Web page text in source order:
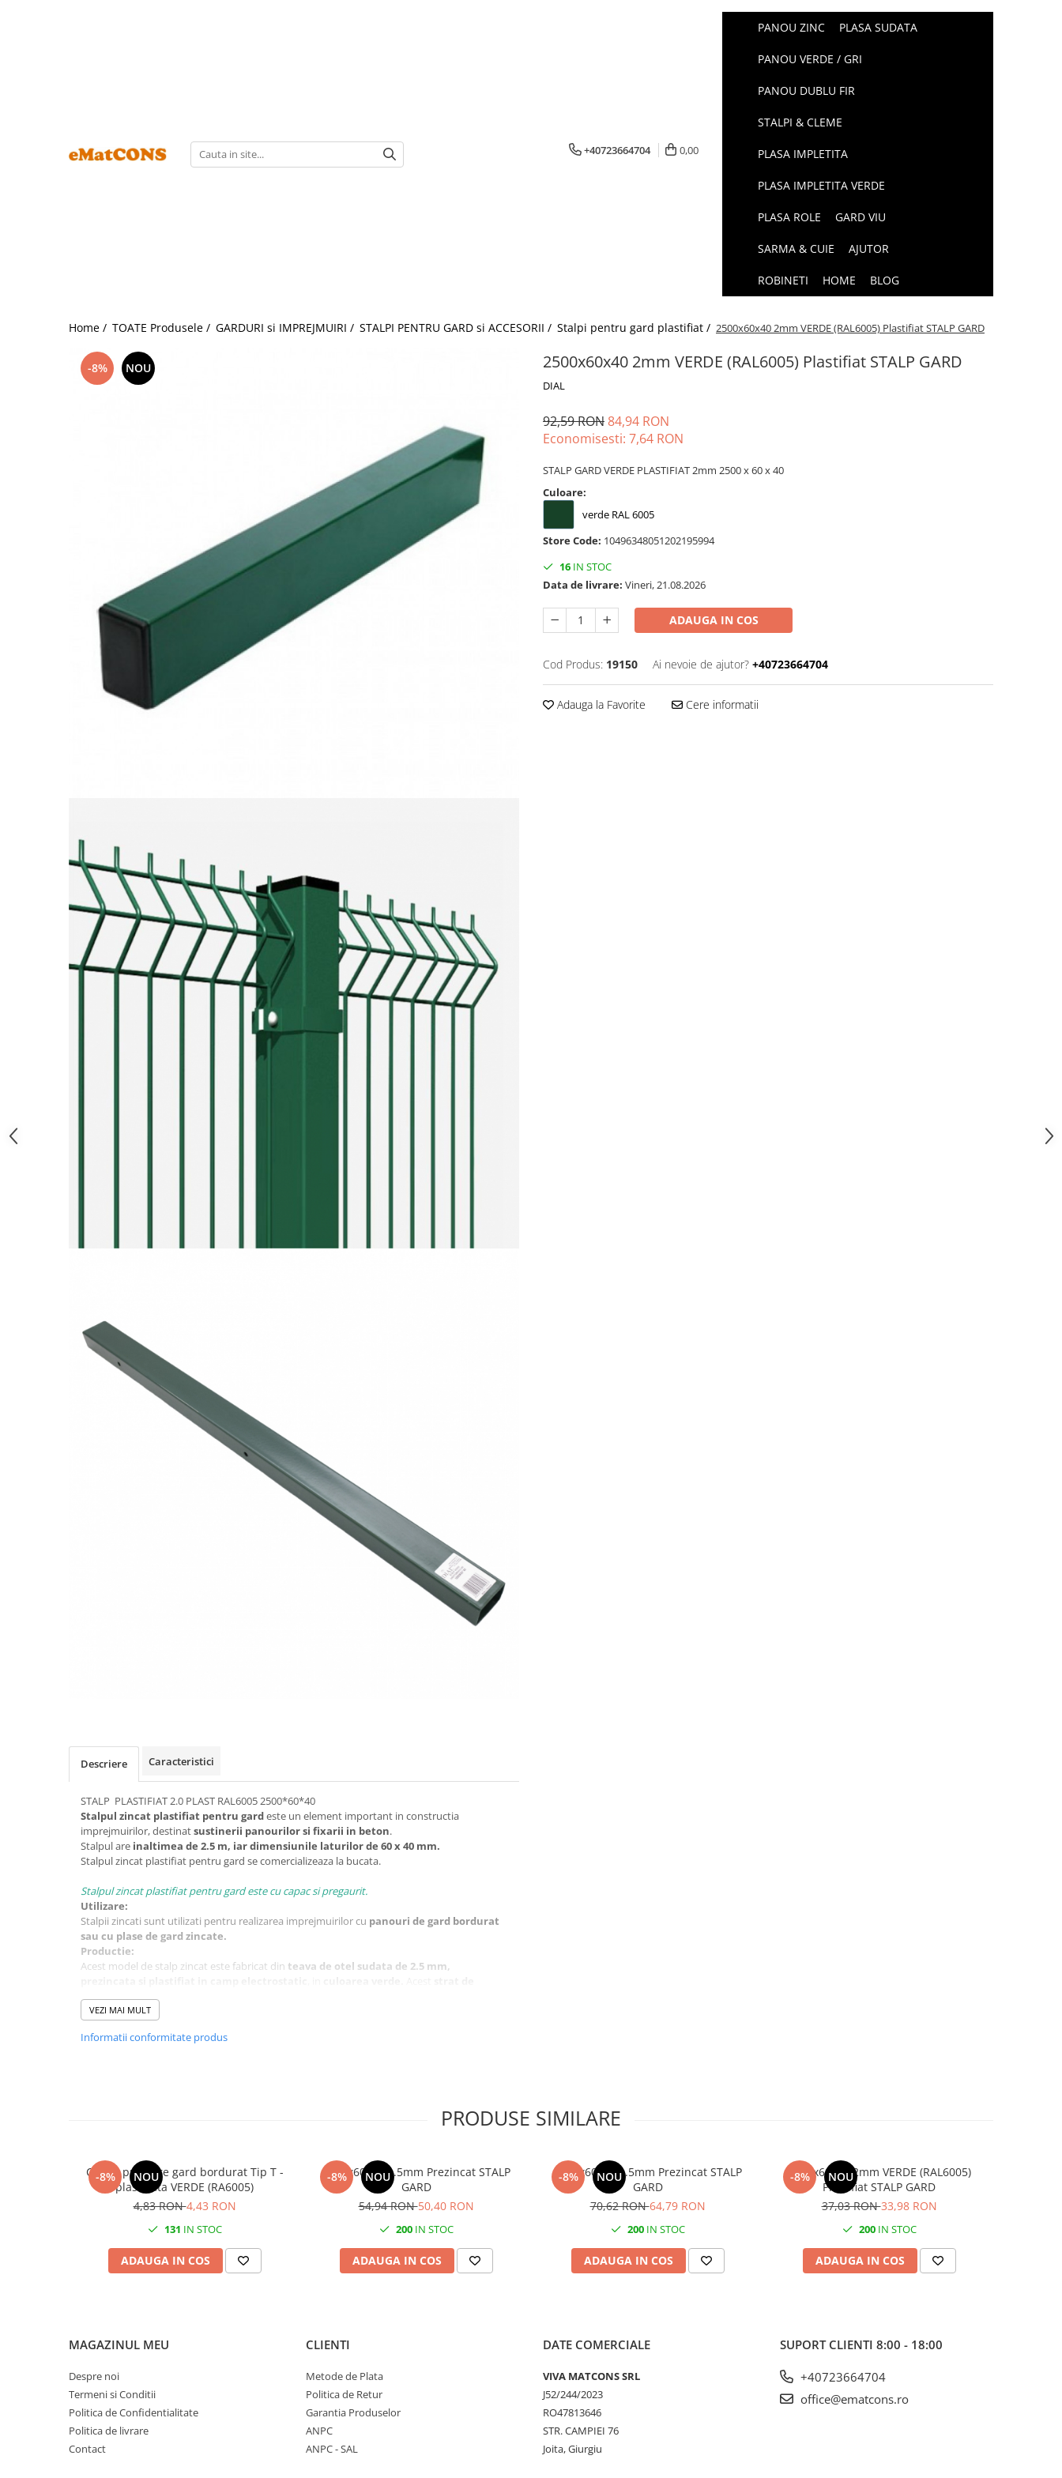
+40723664704 0,00
PANOU ZINC PLASA SUDATA
PANOU VERDE / GRI
PANOU DUBLU FIR
STALPI & CLEME
PLASA IMPLETITA
PLASA IMPLETITA VERDE
PLASA ROLE GARD VIU
SARMA & CUIE AJUTOR
ROBINETI HOME BLOG
Home / TOATE Produsele / GARDURI si IMPREJMUIRI / STALPI PENTRU GARD si ACCESORII / Stalpi pentru gard plastifiat / 2500x60x40 2mm VERDE (RAL6005) Plastifiat STALP GARD
-8% NOU 2500x60x40 2mm VERDE (RAL6005) Plastifiat STALP GARD
DIAL
92,59 RON84,94 RON
Economisesti: 7,64 RON
STALP GARD VERDE PLASTIFIAT 2mm 2500 x 60 x 40
Culoare:
verde RAL 6005
Store Code: 10496348051202195994
16 IN STOC
Data de livrare: Vineri, 21.08.2026
ADAUGA IN COS
Cod Produs: 19150 Ai nevoie de ajutor? +40723664704
Adauga la Favorite Cere informatii
Descriere Caracteristici
STALP PLASTIFIAT 2.0 PLAST RAL6005 2500*60*40
Stalpul zincat plastifiat pentru gardeste un element important in constructia
imprejmuirilor, destinatsustinerii panourilor si fixarii in beton.
Stalpul are inaltimea de 2.5 m, iar dimensiunile laturilor de 60 x 40 mm.
Stalpul zincat plastifiat pentru gard se comercializeaza la bucata.
Stalpul zincat plastifiat pentru gard este cu capac si pregaurit.
Utilizare:
Stalpii zincati sunt utilizati pentru realizarea imprejmuirilor cu panouri de gard bordurat
sau cu plase de gard zincate.
Productie:
Acest model de stalp zincat este fabricat din teava de otel sudata de 2.5 mm,
protectie impotriva coroziunii
de ani.
greutate redusa
VEZI MAI MULT
Informatii conformitate produs
PRODUSE SIMILARE
-8% NOU
Clema prindere gard bordurat Tip T -
plastifiata VERDE (RA6005)
4,83 RON4,43 RON
131 IN STOC
ADAUGA IN COS
-8% NOU
1750x60x40 1.5mm Prezincat STALP
GARD
54,94 RON50,40 RON
200IN STOC
ADAUGA IN COS
-8% NOU
2250x60x40 1.5mm Prezincat STALP
GARD
70,62 RON64,79 RON
200IN STOC
ADAUGA IN COS
-8% NOU
1000x60x40 2mm VERDE (RAL6005)
Plastifiat STALP GARD
37,03 RON33,98 RON
200IN STOC
ADAUGA IN COS
MAGAZINUL MEU
Despre noi
Termeni si Conditii
Politica de Confidentialitate
Politica de livrare
Contact
CLIENTI
Metode de Plata
Politica de Retur
Garantia Produselor
ANPC
ANPC - SAL
DATE COMERCIALE
VIVA MATCONS SRL
J52/244/2023
RO47813646
STR. CAMPIEI 76
Joita, Giurgiu
SUPORT CLIENTI 8:00 - 18:00
+40723664704
office@ematcons.ro